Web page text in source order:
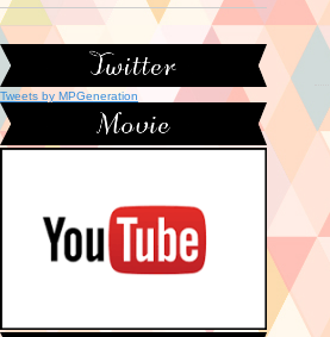
Tweets by MPGeneration